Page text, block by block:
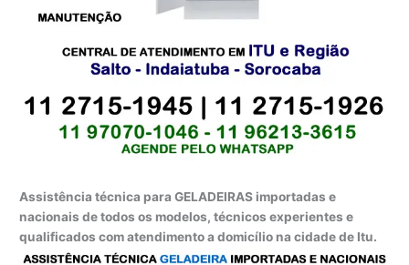
Assistência técnica para GELADEIRAS importadas e
nacionais de todos os modelos, técnicos experientes e
qualificados com atendimento a domicílio na cidade de Itu.